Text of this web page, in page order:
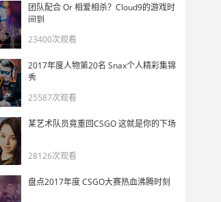
4900
5835
3895
CSBOY看electroNic彻底红温！
团队配合 Or 相爱相杀？Cloud9的游戏时
间到
23400次观看
2017年度人物第20名 Snax个人精彩集锦
秀
25587次观看
某艺术队员竟重回CSGO 这就是你的下场
28126次观看
盘点2017年度 CSGO大赛热血沸腾时刻